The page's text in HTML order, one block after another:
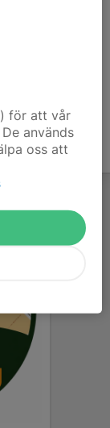
för att vår
används
oss att